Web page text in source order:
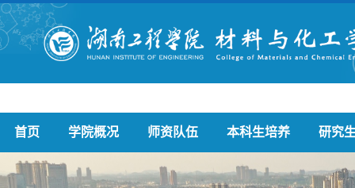
首页 学院概况 师资队伍 本科生培养 研究